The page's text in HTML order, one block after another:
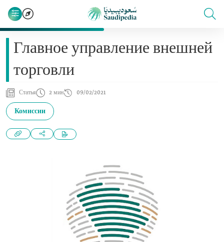
Главное управление внешней
торговли
Статья 2 мин 09/02/2021
Комиссии